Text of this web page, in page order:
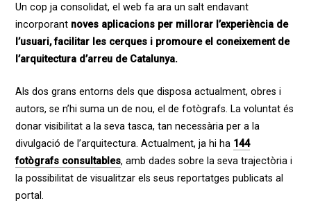
Un cop ja consolidat, el web fa ara un salt endavant
incorporant noves aplicacions per millorar l’experiència de
l’usuari, facilitar les cerques i promoure el coneixement de
l’arquitectura d’arreu de Catalunya.
Als dos grans entorns dels que disposa actualment, obres i
autors, se n’hi suma un de nou, el de fotògrafs. La voluntat és
donar visibilitat a la seva tasca, tan necessària per a la
divulgació de l’arquitectura. Actualment, ja hi ha 144
fotògrafs consultables, amb dades sobre la seva trajectòria i
la possibilitat de visualitzar els seus reportatges publicats al
portal.